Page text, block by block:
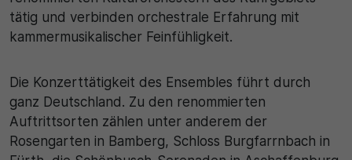
tätig und verbinden orchestrale Erfahrung mit
kammermusikalischer Feinfühligkeit.
Die Konzerttätigkeit des Ensembles führt durch
ganz Deutschland. Zu den renommierten
Auftrittsorten zählen unter anderem der
Rosengarten in Bamberg, Schloss Burgfarrnbach in